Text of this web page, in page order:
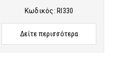
Κωδικός: RI330
Δείτε περισσότερα